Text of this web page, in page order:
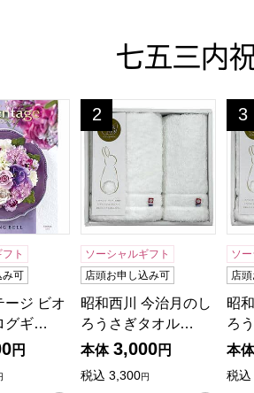
七五三内
ージ ビオラ【カタログギフト】【贈
ト
み可
ージ ビオ
グギ…
円
昭和西川 今治月のしろう
2
位
ソーシャルギフト
店頭お申し込み可
昭和西川 今治月のし
ろうさぎタオル…
本体 3,000円
税込 3,300円
昭
3
位
ソ
店
昭
ろ
本体
税込